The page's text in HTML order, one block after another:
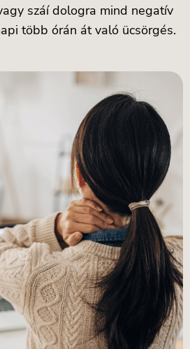
száí dologra mind negatív
több órán át való ücsörgés.